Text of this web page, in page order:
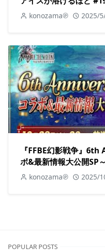
konozama℗ 2025/
『FFBE幻影戦争』
ボ&最新情報大公開SP～
konozama℗ 2025/
POPULAR POSTS